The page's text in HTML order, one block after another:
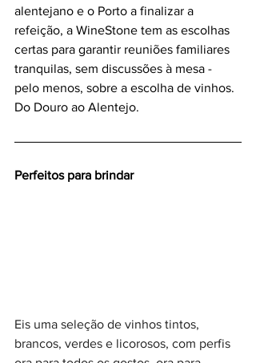
alentejano e o Porto a finalizar a
refeição, a WineStone tem as escolhas
certas para garantir reuniões familiares
tranquilas, sem discussões à mesa -
pelo menos, sobre a escolha de vinhos.
Do Douro ao Alentejo.
Perfeitos para brindar
Eis uma seleção de vinhos tintos,
brancos, verdes e licorosos, com perfis